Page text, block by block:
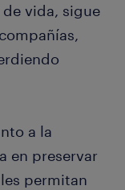
vida, sigue
a la
en preservar
permitan